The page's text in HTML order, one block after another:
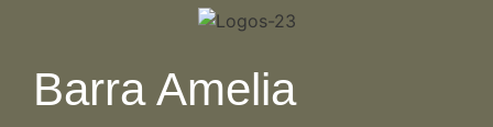
Barra Amelia